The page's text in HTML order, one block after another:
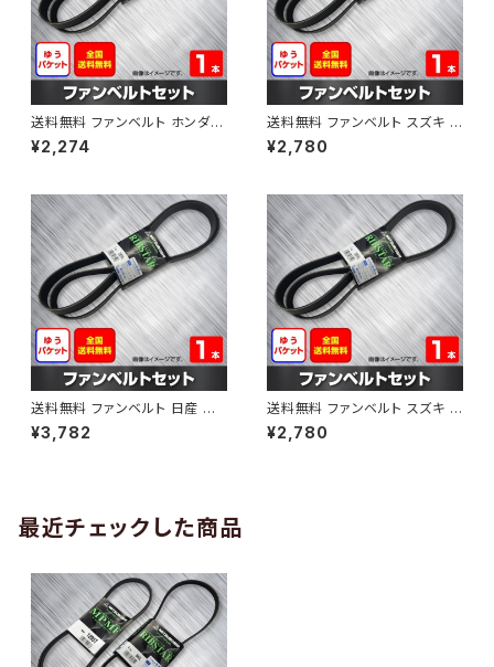
送料無料 ファンベルト ホンダ フ
ィット 型式GE6 H19.10～H25.
09 （国内トップメーカー） 1本 H
¥2,274
送料無料 ファンベルト スズキ ス
ペーシア 型式MK32S H25.03
～H30.02 （国内トップメーカ
¥2,780
送料無料 ファンベルト 日産 キ
ューブ 型式Z12 H20.11～H24.
10 （国内トップメーカー） 1本 H
¥3,782
送料無料 ファンベルト スズキ ワ
ゴンR 型式MH34S H24.09～
H29.02 （国内トップメーカー）
¥2,780
最近チェックした商品